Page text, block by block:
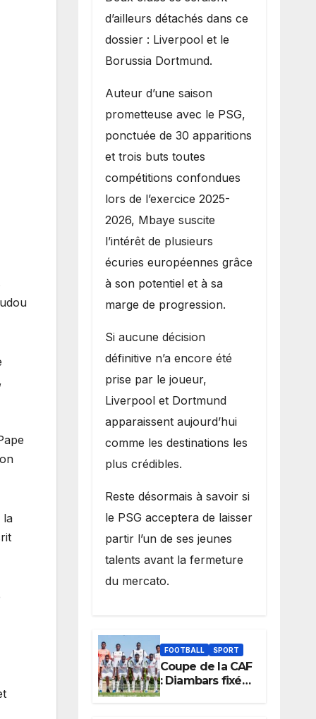
la
d’ailleurs détachés dans ce
dossier : Liverpool et le
Borussia Dortmund.
Auteur d’une saison
prometteuse avec le PSG,
ponctuée de 30 apparitions
et trois buts toutes
compétitions confondues
lors de l’exercice 2025-
2026, Mbaye suscite
l’intérêt de plusieurs
écuries européennes grâce
à son potentiel et à sa
marge de progression.
Si aucune décision
définitive n’a encore été
prise par le joueur,
Liverpool et Dortmund
apparaissent aujourd’hui
comme les destinations les
plus crédibles.
Reste désormais à savoir si
le PSG acceptera de laisser
partir l’un de ses jeunes
talents avant la fermeture
du mercato.
FOOTBALL SPORT
Coupe de la CAF
: Diambars fixé
sur son destin